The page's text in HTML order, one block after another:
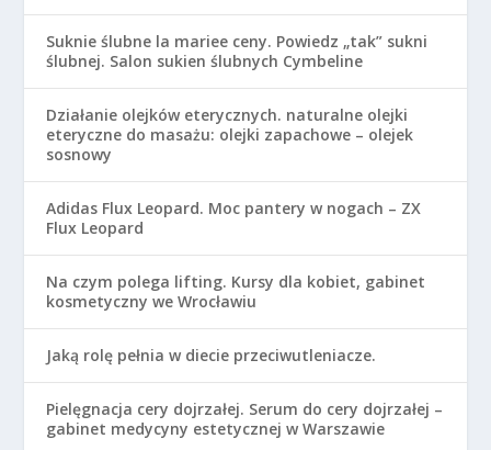
Suknie ślubne la mariee ceny. Powiedz „tak” sukni
ślubnej. Salon sukien ślubnych Cymbeline
Działanie olejków eterycznych. naturalne olejki
eteryczne do masażu: olejki zapachowe – olejek
sosnowy
Adidas Flux Leopard. Moc pantery w nogach – ZX
Flux Leopard
Na czym polega lifting. Kursy dla kobiet, gabinet
kosmetyczny we Wrocławiu
Jaką rolę pełnia w diecie przeciwutleniacze.
Pielęgnacja cery dojrzałej. Serum do cery dojrzałej –
gabinet medycyny estetycznej w Warszawie